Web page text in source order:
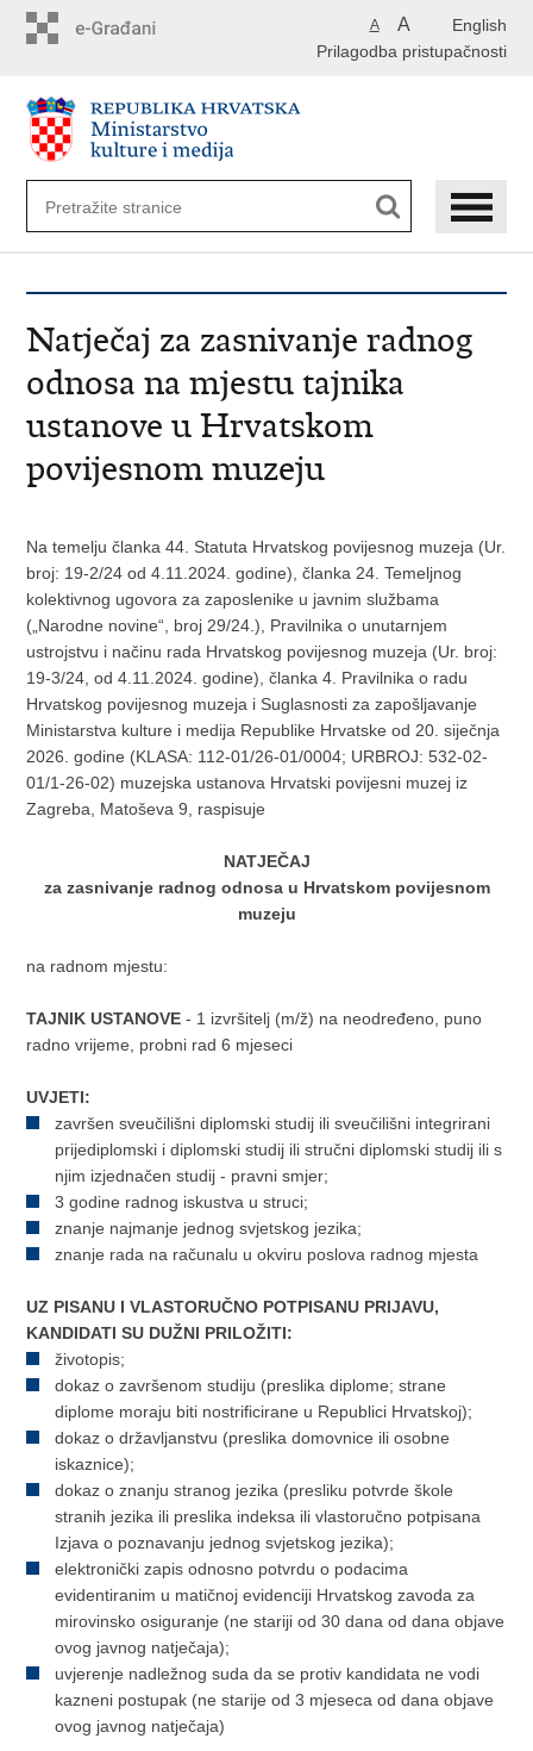
English
A A
Prilagodba pristupačnosti
Natječaj za zasnivanje radnog
odnosa na mjestu tajnika
ustanove u Hrvatskom
povijesnom muzeju
Na temelju članka 44. Statuta Hrvatskog povijesnog muzeja (Ur.
broj: 19-2/24 od 4.11.2024. godine), članka 24. Temeljnog
kolektivnog ugovora za zaposlenike u javnim službama
(„Narodne novine“, broj 29/24.), Pravilnika o unutarnjem
ustrojstvu i načinu rada Hrvatskog povijesnog muzeja (Ur. broj:
19-3/24, od 4.11.2024. godine), članka 4. Pravilnika o radu
Hrvatskog povijesnog muzeja i Suglasnosti za zapošljavanje
Ministarstva kulture i medija Republike Hrvatske od 20. siječnja
2026. godine (KLASA: 112-01/26-01/0004; URBROJ: 532-02-
01/1-26-02) muzejska ustanova Hrvatski povijesni muzej iz
Zagreba, Matoševa 9, raspisuje
NATJEČAJ
za zasnivanje radnog odnosa u Hrvatskom povijesnom
muzeju
na radnom mjestu:
TAJNIK USTANOVE- 1 izvršitelj (m/ž) na neodređeno, puno
radno vrijeme, probni rad 6 mjeseci
UVJETI:
završen sveučilišni diplomski studij ili sveučilišni integrirani
prijediplomski i diplomski studij ili stručni diplomski studij ili s
njim izjednačen studij - pravni smjer;
3 godine radnog iskustva u struci;
znanje najmanje jednog svjetskog jezika;
znanje rada na računalu u okviru poslova radnog mjesta
UZ PISANU I VLASTORUČNO POTPISANU PRIJAVU,
KANDIDATI SU DUŽNI PRILOŽITI:
životopis;
dokaz o završenom studiju (preslika diplome; strane
diplome moraju biti nostrificirane u Republici Hrvatskoj);
dokaz o državljanstvu (preslika domovnice ili osobne
iskaznice);
dokaz o znanju stranog jezika (presliku potvrde škole
stranih jezika ili preslika indeksa ili vlastoručno potpisana
Izjava o poznavanju jednog svjetskog jezika);
elektronički zapis odnosno potvrdu o podacima
evidentiranim u matičnoj evidenciji Hrvatskog zavoda za
mirovinsko osiguranje (ne stariji od 30 dana od dana objave
ovog javnog natječaja);
uvjerenje nadležnog suda da se protiv kandidata ne vodi
kazneni postupak (ne starije od 3 mjeseca od dana objave
ovog javnog natječaja)